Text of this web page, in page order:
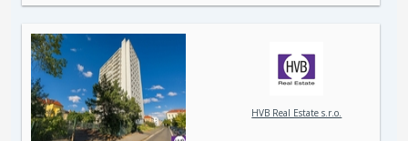
HVB Real Estate s.r.o.